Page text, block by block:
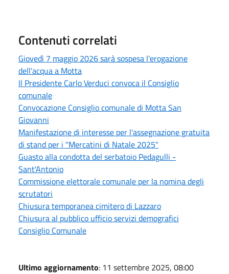
Contenuti correlati
Giovedì 7 maggio 2026 sarà sospesa l'erogazione
dell'acqua a Motta
Il Presidente Carlo Verduci convoca il Consiglio
comunale
Convocazione Consiglio comunale di Motta San
Giovanni
Manifestazione di interesse per l'assegnazione gratuita
di stand per i "Mercatini di Natale 2025"
Guasto alla condotta del serbatoio Pedagulli -
Sant'Antonio
Commissione elettorale comunale per la nomina degli
scrutatori
Chiusura temporanea cimitero di Lazzaro
Chiusura al pubblico ufficio servizi demografici
Consiglio Comunale
Ultimo aggiornamento: 11 settembre 2025, 08:00